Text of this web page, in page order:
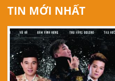
TIN MỚI NHẤT